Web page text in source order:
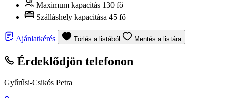
Maximum kapacitás 130 fő
Szálláshely kapacitása 45 fő
Ajánlatkérés Törlés a listából Mentés a listára
Érdeklődjön telefonon
Gyűrűsi-Csikós Petra